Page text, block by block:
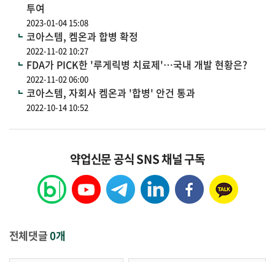
투여
2023-01-04 15:08
코아스템, 켐온과 합병 확정
2022-11-02 10:27
FDA가 PICK한 '루게릭병 치료제'…국내 개발 현황은?
2022-11-02 06:00
코아스템, 자회사 켐온과 '합병' 안건 통과
2022-10-14 10:52
약업신문 공식 SNS 채널 구독
전체댓글0개